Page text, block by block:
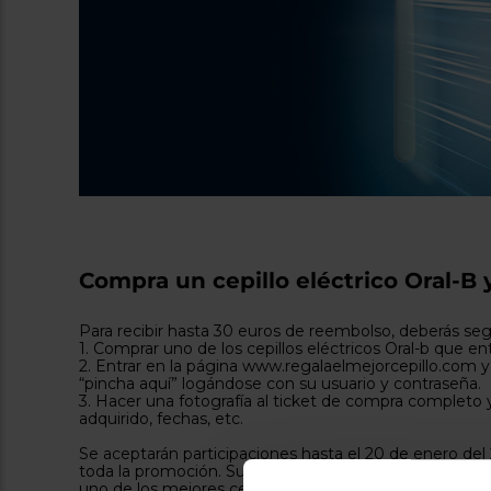
Compra un cepillo eléctrico Oral-
Para recibir hasta 30 euros de reembolso, deberás
1. Comprar uno de los cepillos eléctricos Oral-b que
2. Entrar en la página www.regalaelmejorcepillo.com
“pincha aquí” logándose con su usuario y contraseña.
3. Hacer una fotografía al ticket de compra
adquirido, fechas, etc.
Se aceptarán participaciones hasta el 20 de enero
toda la promoción. Superado el límite establecido, la